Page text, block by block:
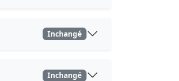
Inchangé
Inchangé